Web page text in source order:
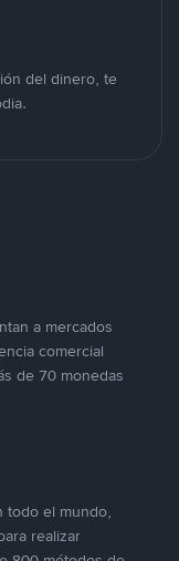
del dinero, te
a mercados
comercial
de 70 monedas
todo el mundo,
realizar